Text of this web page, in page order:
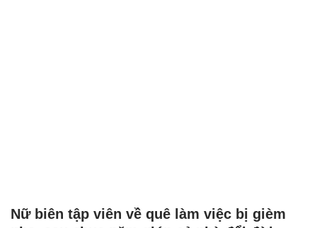
Nữ biên tập viên về quê làm việc bị gièm